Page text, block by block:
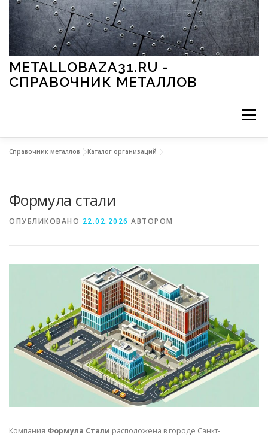
Перейти к содержимому
METALLOBAZA31.RU -
СПРАВОЧНИК МЕТАЛЛОВ
Меню
МЕТАЛЛЫ И ОКРУЖАЮЩАЯ СРЕДА
СВОЙСТВА МЕТАЛЛОВ СОРТА МЕТАЛЛОВ
СТАТЬИ
Справочник металлов »Каталог организаций
Формула стали
ОПУБЛИКОВАНО 22.02.2026 АВТОРОМ
Компания Формула Стали расположена в городе Санкт-